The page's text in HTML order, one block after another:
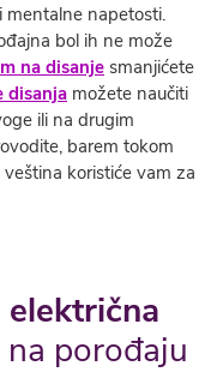
mentalne napetosti.
bol ih ne može
na disanjesmanjićete
disanja možete naučiti
ili na drugim
barem tokom
koristiće vam za
na porođaju